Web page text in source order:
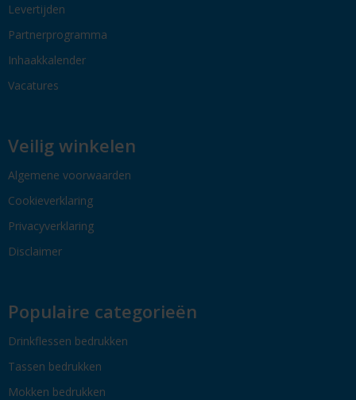
Levertijden
Partnerprogramma
Inhaakkalender
Vacatures
Veilig winkelen
Algemene voorwaarden
Cookieverklaring
Privacyverklaring
Disclaimer
Populaire categorieën
Drinkflessen bedrukken
Tassen bedrukken
Mokken bedrukken